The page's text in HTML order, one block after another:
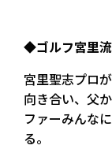
◆ゴルフ宮里
宮里聖志プロ
向き合い、父
ファーみんな
る。